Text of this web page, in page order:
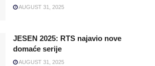
AUGUST 31, 2025
JESEN 2025: RTS najavio nove
domaće serije
AUGUST 31, 2025